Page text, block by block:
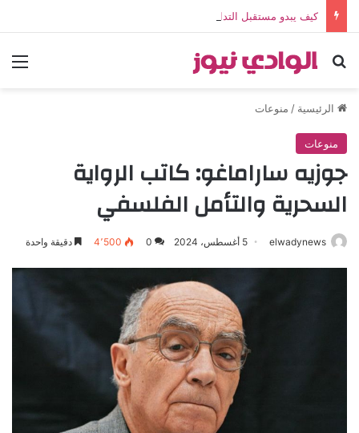
كيف يبدو مستقبل التداول عبر الإنترنت؟
بحث عن
الرئيسية / منوعات
منوعات
جوزيه ساراماغو: كاتب الرواية
السحرية والتأمل الفلسفي
elwadynews 5 أغسطس، 2024 0 4٬500 دقيقة واحدة